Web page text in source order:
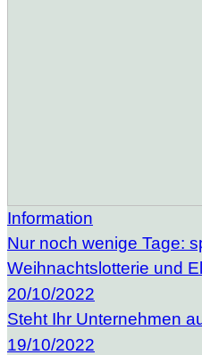
Information
Nur noch wenige Tage:
Weihnachtslotterie und
20/10/2022
Steht Ihr Unternehmen
19/10/2022